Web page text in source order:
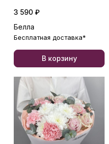
3 590 ₽
Белла
Бесплатная доставка*
В корзину